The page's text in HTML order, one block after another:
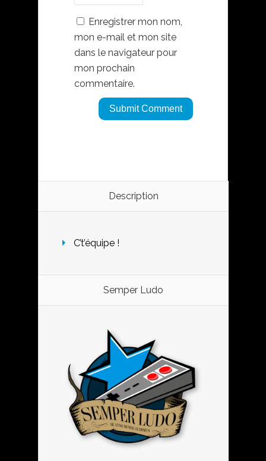
Enregistrer mon nom,
mon e-mail et mon site
dans le navigateur pour
mon prochain
commentaire.
Description
C’t’équipe !
Semper Ludo